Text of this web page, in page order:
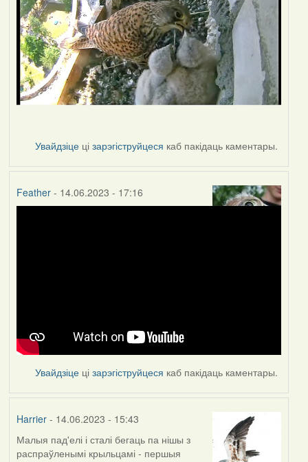
Увайдзіце цізарэгіструйцеся каб пакідаць каментары.
Feather- 14.06.2023 - 17:16
Увайдзіце цізарэгіструйцеся каб пакідаць каментары.
Harrier- 14.06.2023 - 15:43
Малыя пад'елі і сталі бегаць па нішы з
распраўленымі крыльцамі - першыя